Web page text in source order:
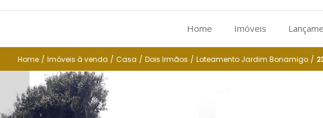
Home Imóveis
Home / Imóveis à venda / Casa / Dois Irmãos / Loteamento Jardim Bonamigo /